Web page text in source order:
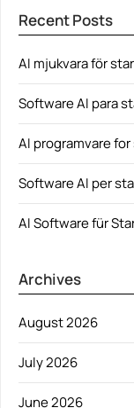
Recent Posts
AI mjukvara för
Software AI para
AI programvare
Software AI per
AI Software für
Archives
August 2026
July 2026
June 2026